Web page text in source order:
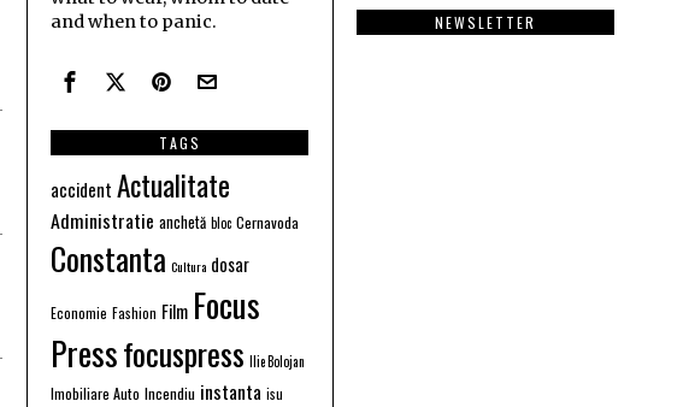
and when to panic.
TAGS
accident Actualitate
Administratie anchetă bloc Cernavoda
Constanta Cultura dosar
Economie Fashion Film Focus
Pressfocuspress Ilie Bolojan
Imobiliare Auto Incendiu instanta isu
NEWSLETTER